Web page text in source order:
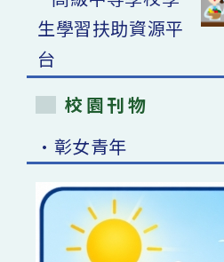
校園刊物
•彰女青年